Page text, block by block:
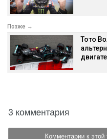
Позже →
Тото
3 комментария
Комментарии к